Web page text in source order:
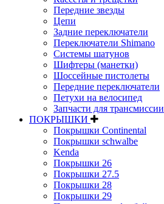
Передние звезды
Цепи
Задние переключатели
Переключатели Shimano
Системы шатунов
Шифтеры (манетки)
Шоссейные пистолеты
Передние переключатели
Петухи на велосипед
Запчасти для трансмиссии
ПОКРЫШКИ
Покрышки Continental
Покрышки schwalbe
Kenda
Покрышки 26
Покрышки 27.5
Покрышки 28
Покрышки 29